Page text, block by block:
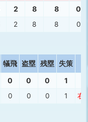
2 8 8 0
2 8 8 0
犠飛 盗塁 残塁 失策
0 0 0 1
0 0 0 1 右本